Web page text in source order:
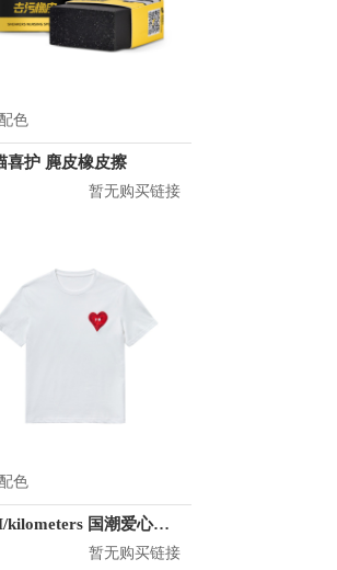
色
喜护 麂皮橡皮擦
暂无购买链接
色
KM/kilometers 国潮爱心短袖T恤 M2X2108466
暂无购买链接